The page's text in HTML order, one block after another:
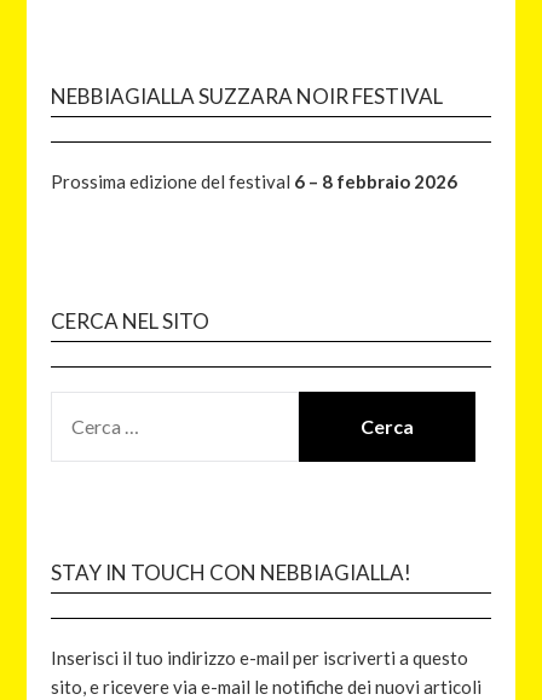
NEBBIAGIALLA SUZZARA NOIR FESTIVAL
Prossima edizione del festival 6 – 8 febbraio 2026
CERCA NEL SITO
STAY IN TOUCH CON NEBBIAGIALLA!
Inserisci il tuo indirizzo e-mail per iscriverti a questo
sito, e ricevere via e-mail le notifiche dei nuovi articoli